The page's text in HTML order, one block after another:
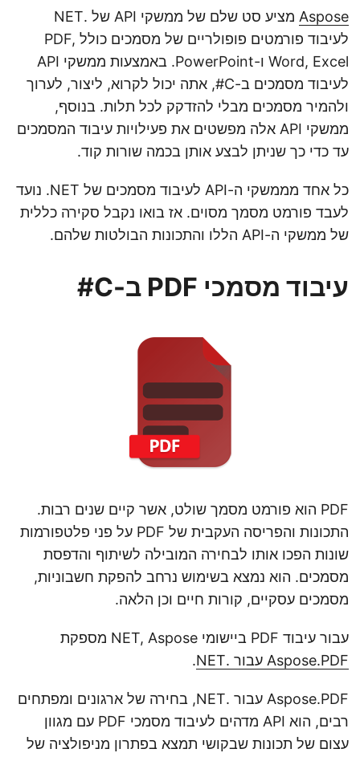
Aspose
מציע סט שלם של ממשקי API של .NET
לעיבוד פורמטים פופולריים של מסמכים כולל PDF,
Word, Excel ו-PowerPoint. באמצעות ממשקי API
לעיבוד מסמכים ב-C#, אתה יכול לקרוא, ליצור, לערוך
ולהמיר מסמכים מבלי להזדקק לכל תלות. בנוסף,
ממשקי API אלה מפשטים את פעילויות עיבוד המסמכים
עד כדי כך שניתן לבצע אותן בכמה שורות קוד.
כל אחד מממשקי ה-API לעיבוד מסמכים של NET. נועד
לעבד פורמט מסמך מסוים. אז בואו נקבל סקירה כללית
של ממשקי ה-API הללו והתכונות הבולטות שלהם.
עיבוד מסמכי PDF ב-C#
PDF הוא פורמט מסמך שולט, אשר קיים שנים רבות.
התכונות והפריסה העקבית של PDF על פני פלטפורמות
שונות הפכו אותו לבחירה המובילה לשיתוף והדפסת
מסמכים. הוא נמצא בשימוש נרחב להפקת חשבוניות,
מסמכים עסקיים, קורות חיים וכן הלאה.
עבור עיבוד PDF ביישומי NET, Aspose מספקת
Aspose.PDF עבור .NET
.
Aspose.PDF עבור .NET, בחירה של ארגונים ומפתחים
רבים, הוא API מדהים לעיבוד מסמכי PDF עם מגוון
עצום של תכונות שבקושי תמצא בפתרון מניפולציה של